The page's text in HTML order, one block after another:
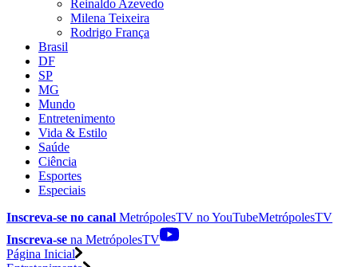
Reinaldo Azevedo
Milena Teixeira
Rodrigo França
Brasil
DF
SP
MG
Mundo
Entretenimento
Vida & Estilo
Saúde
Ciência
Esportes
Especiais
Inscreva-se no canal MetrópolesTV noYouTubeMetrópolesTV
Inscreva-se na MetrópolesTV
Página Inicial